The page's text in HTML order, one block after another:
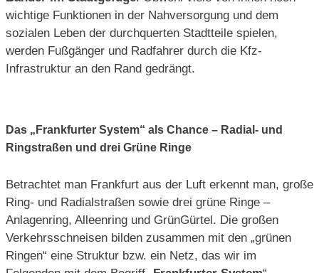
wichtige Funktionen in der Nahversorgung und dem
sozialen Leben der durchquerten Stadtteile spielen,
werden Fußgänger und Radfahrer durch die Kfz-
Infrastruktur an den Rand gedrängt.
Das „Frankfurter System“ als Chance – Radial- und
Ringstraßen und drei Grüne Ringe
Betrachtet man Frankfurt aus der Luft erkennt man, große
Ring- und Radialstraßen sowie drei grüne Ringe –
Anlagenring, Alleenring und GrünGürtel. Die großen
Verkehrsschneisen bilden zusammen mit den „grünen
Ringen“ eine Struktur bzw. ein Netz, das wir im